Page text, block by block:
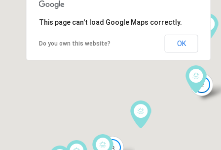
2
3
This page can't load Google Maps correctly.
Do you own this website? OK